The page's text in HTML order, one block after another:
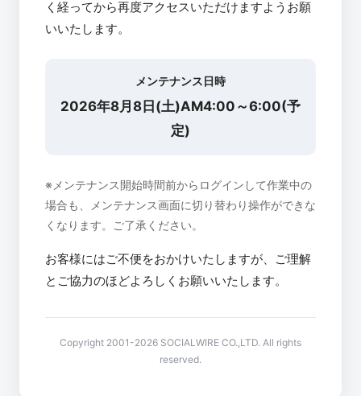
く経ってから再度アクセスいただけますようお願
いいたします。
メンテナンス日時
2026年8月8日(土)AM4:00～6:00(予
定)
※メンテナンス開始時間前からログインして作業中の
場合も、メンテナンス画面に切り替わり操作ができな
くなります。ご了承ください。
お客様にはご不便をおかけいたしますが、ご理解
とご協力のほどよろしくお願いいたします。
Copyright 2001-2026 SOCIALWIRE CO.,LTD. All rights
reserved.